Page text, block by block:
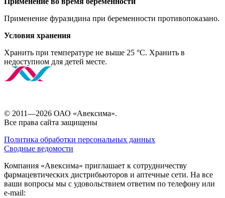
Применение фуразидина при беременности противопоказано.
Условия хранения
Хранить при температуре не выше 25 °С. Хранить в
недоступном для детей месте.
© 2011—2026 ОАО «Авексима».
Все права сайта защищены
Политика обработки персональных данных
Сводные ведомости
Компания «Авексима» приглашает к сотрудничеству
фармацевтических дистрибьюторов и аптечные сети. На все
ваши вопросы мы с удовольствием ответим по телефону или
e-mail: